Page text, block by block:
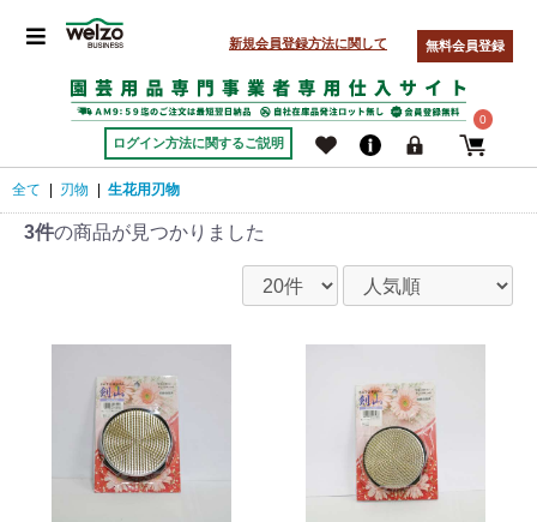
新規会員登録方法に関して 無料会員登録
ログイン方法に関するご説明
0
全て | 刃物 | 生花用刃物
3件の商品が見つかりました